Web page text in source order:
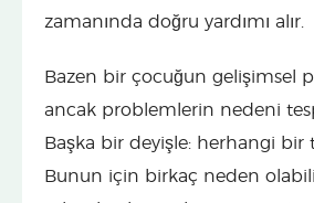
zamanında doğru yardımı alır.
Bazen bir çocuğun gelişimsel
ancak problemlerin nedeni
Başka bir deyişle: herhangi bir
Bunun için birkaç neden